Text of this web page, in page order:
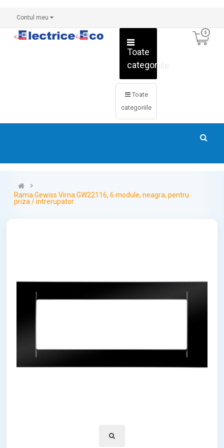
Contul meu
Toate
categoriile
Toate
categoriile
Rama Gewiss Virna GW22116, 6 module, neagra, pentru
priza / intrerupator